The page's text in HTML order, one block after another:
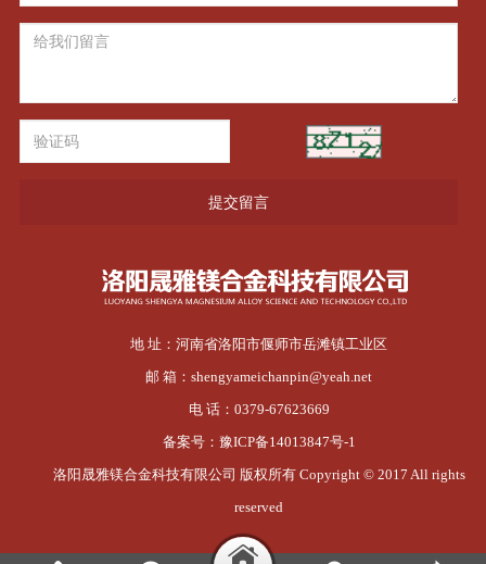
提交留言
地 址：河南省洛阳市偃师市岳滩镇工业区
邮 箱：shengyameichanpin@yeah.net
电 话：0379-67623669
备案号： 豫ICP备14013847号-1
洛阳晟雅镁合金科技有限公司 版权所有 Copyright © 2017 All rights
reserved